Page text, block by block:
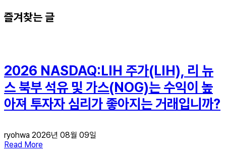
즐겨찾는 글
2026 NASDAQ:LIH 주가(LIH), 리 뉴
스 북부 석유 및 가스(NOG)는 수익이 높
아져 투자자 심리가 좋아지는 거래입니까?
ryohwa 2026년 08월 09일
Read More